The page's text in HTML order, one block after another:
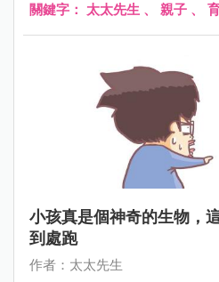
關鍵字： 太太先生 、 親子 、
小孩真是個神奇的生物，
到處跑
作者：太太先生